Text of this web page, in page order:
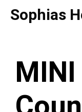
SaltarSophias
MINI